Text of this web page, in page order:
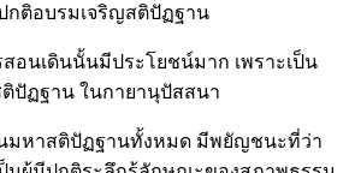
กติอบรมเจริญสติปัฏฐาน
อนเดินนั้นมีประโยชน์มาก เพราะเป็น
ปัฏฐาน ในกายานุปัสสนา
มหาสติปัฏฐานทั้งหมด มีพยัญชนะที่ว่า